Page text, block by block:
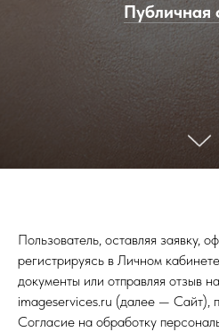
Публичная
Пользователь, оставляя заявку,
регистрируясь в Личном
документы или отправляя отзыв
imageservices.ru (далее — Сайт),
Согласие на обработку